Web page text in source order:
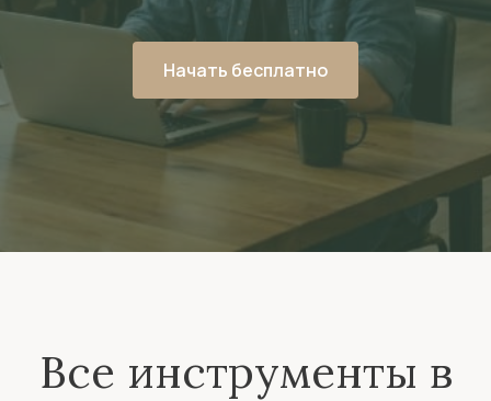
Начать бесплатно
Все инструменты в